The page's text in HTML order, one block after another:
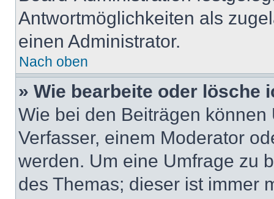
Antwortmöglichkeiten als
einen Administrator.
Nach oben
» Wie bearbeite oder lösche
Wie bei den Beiträgen
Verfasser, einem Moderator
werden. Um eine Umfrage zu
des Themas; dieser ist immer